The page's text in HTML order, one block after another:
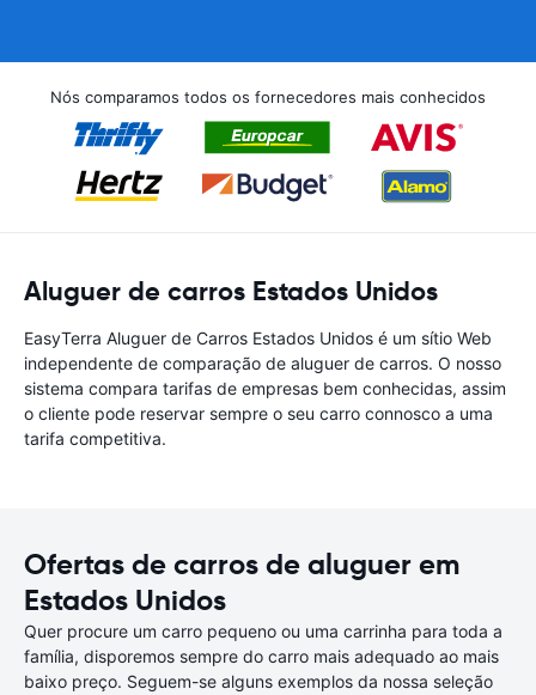
Nós comparamos todos os fornecedores mais conhecidos
Aluguer de carros Estados Unidos
EasyTerra Aluguer de Carros Estados Unidos é um sítio Web
independente de comparação de aluguer de carros. O nosso
sistema compara tarifas de empresas bem conhecidas, assim
o cliente pode reservar sempre o seu carro connosco a uma
tarifa competitiva.
Ofertas de carros de aluguer em
Estados Unidos
Quer procure um carro pequeno ou uma carrinha para toda a
família, disporemos sempre do carro mais adequado ao mais
baixo preço. Seguem-se alguns exemplos da nossa seleção